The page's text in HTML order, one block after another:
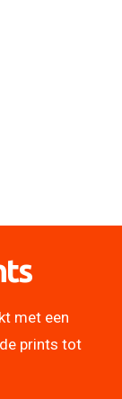
met een
prints tot